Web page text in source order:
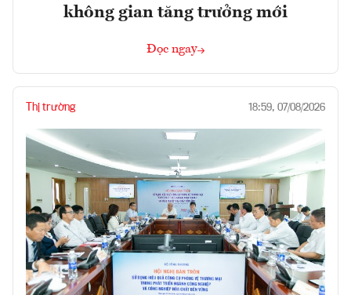
không gian tăng trưởng mới
Đọc ngay
Thị trường 18:59, 07/08/2026